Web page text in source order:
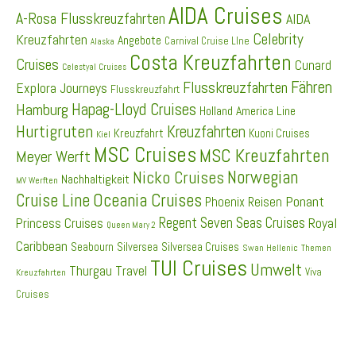
A-Rosa Flusskreuzfahrten AIDA Cruises AIDA
Kreuzfahrten Alaska Angebote Carnival Cruise LIne Celebrity
Cruises Celestyal Cruises Costa Kreuzfahrten Cunard
Explora Journeys Flusskreuzfahrt Flusskreuzfahrten Fähren
Hamburg Hapag-Lloyd Cruises Holland America Line
Hurtigruten Kiel Kreuzfahrt Kreuzfahrten Kuoni Cruises
Meyer Werft MSC Cruises MSC Kreuzfahrten
MV Werften Nachhaltigkeit Nicko Cruises Norwegian
Cruise Line Oceania Cruises Phoenix Reisen Ponant
Princess Cruises Queen Mary 2 Regent Seven Seas Cruises Royal
Caribbean Seabourn Silversea Silversea Cruises Swan Hellenic Themen
Kreuzfahrten Thurgau Travel TUI Cruises Umwelt Viva
Cruises